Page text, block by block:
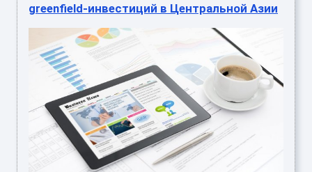
greenfield-инвестиций в Центральной Азии